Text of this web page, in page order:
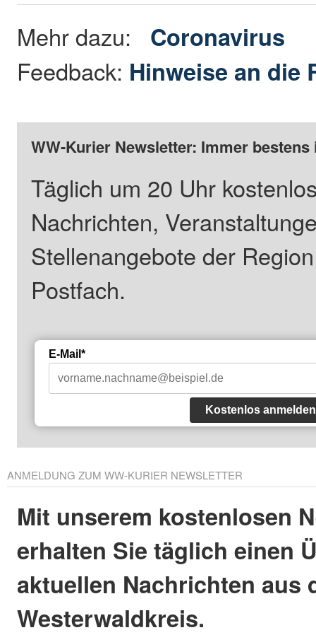
Mehr dazu: Coronavirus
Feedback: Hinweise an die
WW-Kurier Newsletter: Immer
Täglich um 20 Uhr
Nachrichten,
Stellenangebote der
Postfach.
E-Mail*
Kostenlos anmelden
ANMELDUNG ZUM WW-KURIER NEWSLETTER
Mit unserem kostenlosen
erhalten Sie täglich einen
aktuellen Nachrichten aus
Westerwaldkreis.